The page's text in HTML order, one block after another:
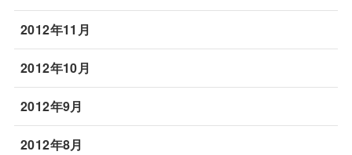
2012年11月
2012年10月
2012年9月
2012年8月